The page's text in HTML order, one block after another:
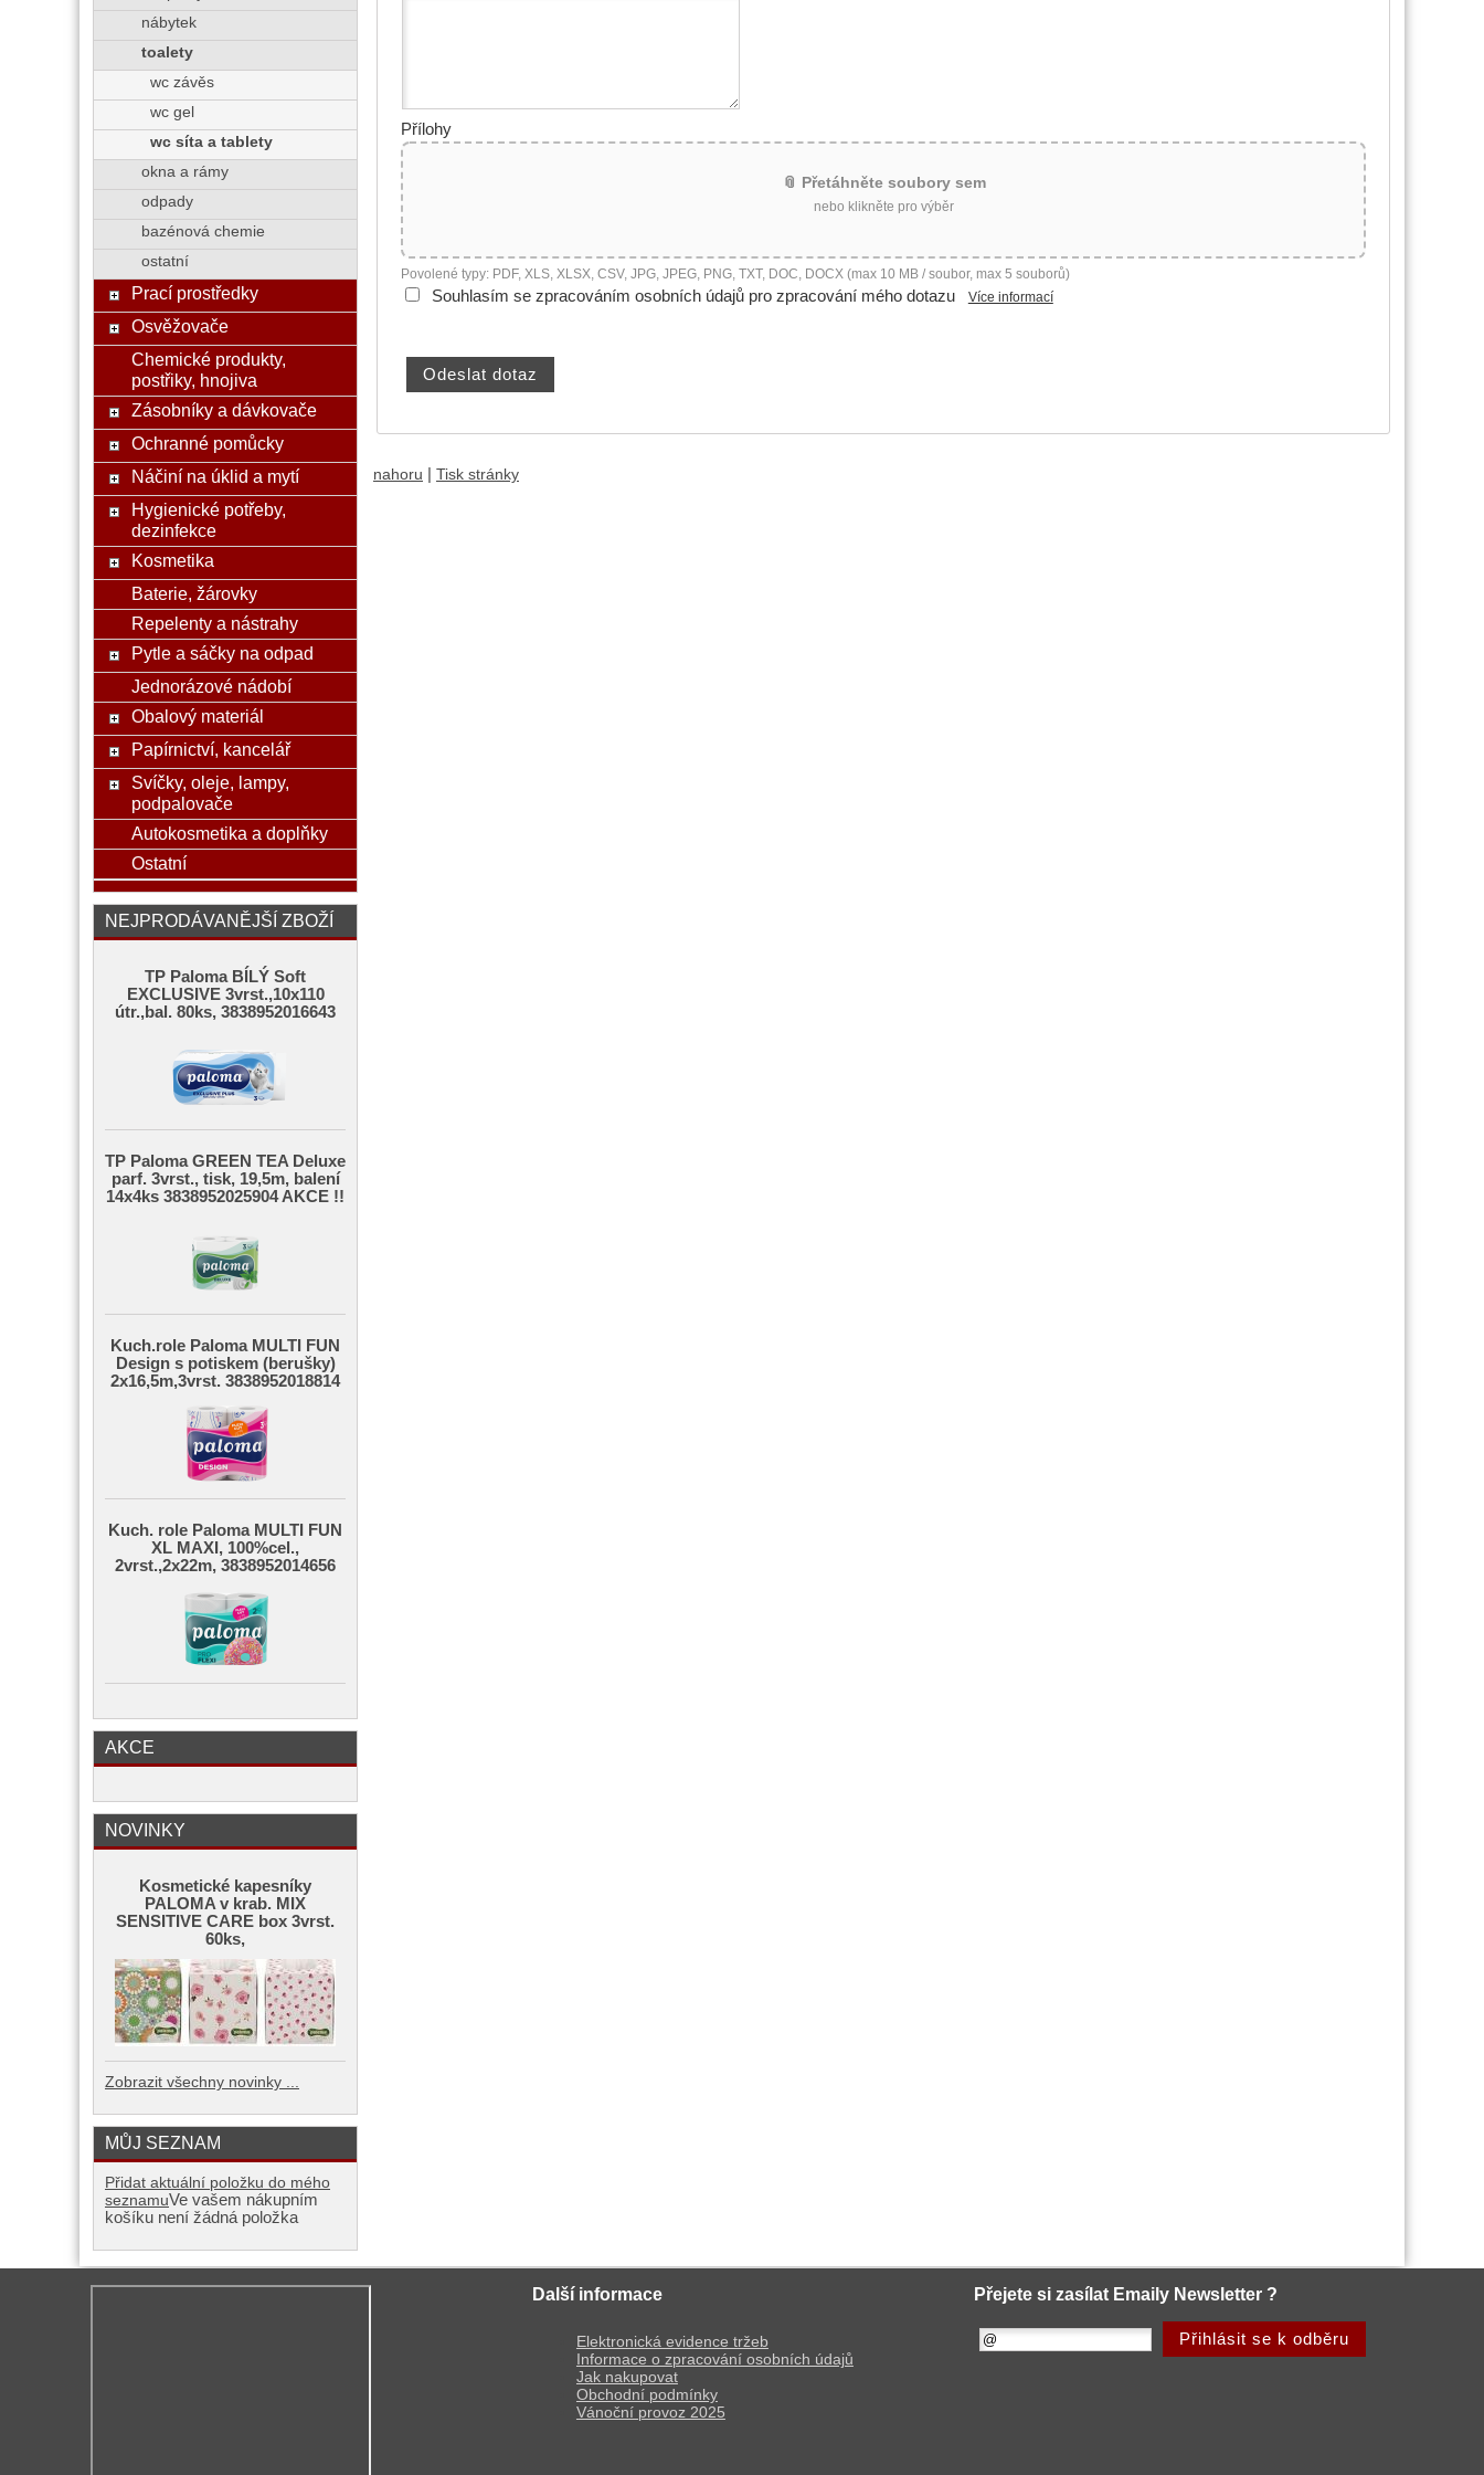
Přílohy
📎 Přetáhněte soubory sem
nebo klikněte pro výběr
Povolené typy: PDF, XLS, XLSX, CSV, JPG, JPEG, PNG, TXT, DOC, DOCX (max 10 MB / soubor, max 5 souborů)
Souhlasím se zpracováním osobních údajů pro zpracování mého dotazu Více informací
nahoru Tisk stránky
nábytek
toalety
wc závěs
wc gel
wc síta a tablety
okna a rámy
odpady
bazénová chemie
ostatní
Prací prostředky
Osvěžovače
Chemické produkty,
postřiky, hnojiva
Zásobníky a dávkovače
Ochranné pomůcky
Náčiní na úklid a mytí
Hygienické potřeby,
dezinfekce
Kosmetika
Baterie, žárovky
Repelenty a nástrahy
Pytle a sáčky na odpad
Jednorázové nádobí
Obalový materiál
Papírnictví, kancelář
Svíčky, oleje, lampy,
podpalovače
Autokosmetika a doplňky
Ostatní
NEJPRODÁVANĚJŠÍ ZBOŽÍ
TP Paloma BÍLÝ Soft
EXCLUSIVE 3vrst.,10x110
útr.,bal. 80ks, 3838952016643
TP Paloma GREEN TEA Deluxe
parf. 3vrst., tisk, 19,5m, balení
14x4ks 3838952025904 AKCE !!
Kuch.role Paloma MULTI FUN
Design s potiskem (berušky)
2x16,5m,3vrst. 3838952018814
Kuch. role Paloma MULTI FUN
XL MAXI, 100%cel.,
2vrst.,2x22m, 3838952014656
AKCE
NOVINKY
Kosmetické kapesníky
PALOMA v krab. MIX
SENSITIVE CARE box 3vrst.
60ks,
Zobrazit všechny novinky ...
MŮJ SEZNAM
Přidat aktuální položku do mého
seznamuVe vašem nákupním
košíku není žádná položka
Další informace
Elektronická evidence tržeb
Informace o zpracování osobních údajů
Jak nakupovat
Obchodní podmínky
Vánoční provoz 2025
Přejete si zasílat Emaily Newsletter ?